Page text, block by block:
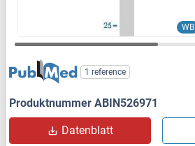
WB
1 reference
Produktnummer ABIN526971
Datenblatt